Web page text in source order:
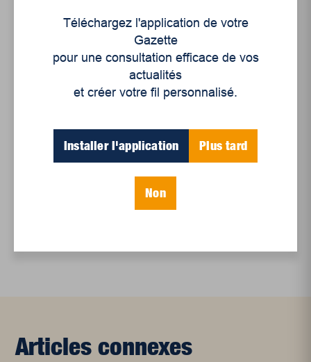
Le sport professionnel féminin : en mouvement,
en croissance
Et les politiques peinent à suivre
Le sommeil, nouveau défi de santé publique
Mots-clés
Droits des femmes
Articles connexes
Téléchargez l'application de votre
Gazette
pour une consultation efficace de vos
actualités
et créer votre fil personnalisé.
Installer l'application Plus tard
Non